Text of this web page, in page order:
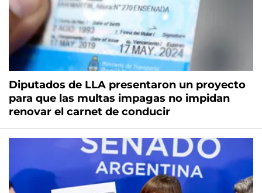
Diputados de LLA presentaron un proyecto
para que las multas impagas no impidan
renovar el carnet de conducir